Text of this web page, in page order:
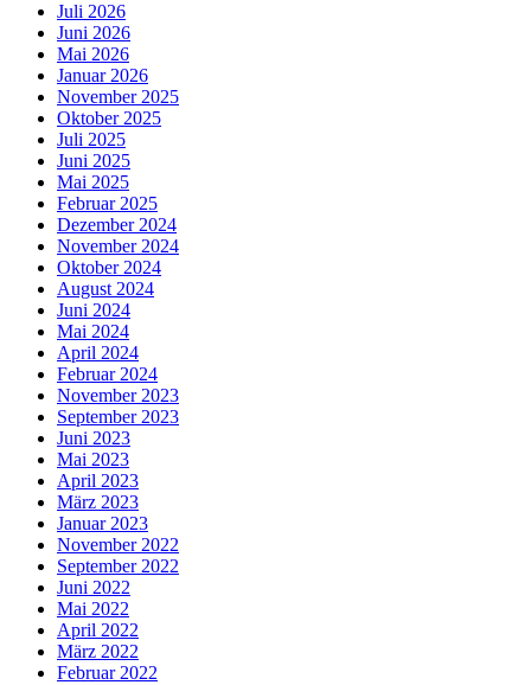
Juli 2026
Juni 2026
Mai 2026
Januar 2026
November 2025
Oktober 2025
Juli 2025
Juni 2025
Mai 2025
Februar 2025
Dezember 2024
November 2024
Oktober 2024
August 2024
Juni 2024
Mai 2024
April 2024
Februar 2024
November 2023
September 2023
Juni 2023
Mai 2023
April 2023
März 2023
Januar 2023
November 2022
September 2022
Juni 2022
Mai 2022
April 2022
März 2022
Februar 2022